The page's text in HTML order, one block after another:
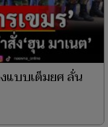
แบบเต็มยศ ลั่น